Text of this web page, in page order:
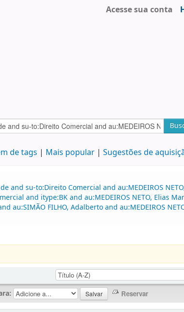
Acesse sua conta
de tags Mais popular Sugestões de
and su-to:Direito Comercial and au:MEDEIROS
and itype:BK and au:MEDEIROS NETO, Elias
au:SIMÃO FILHO, Adalberto and au:MEDEIROS